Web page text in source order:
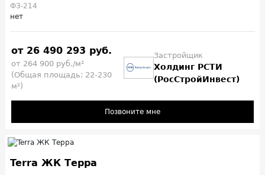
ФЗ-214
нет
от 26 490 293 руб.
от 264 900 руб./м²
(Общая площадь: 22-230
м²)
Застройщик
Холдинг РСТИ
(РосСтройИнвест)
Позвоните мне
Terra ЖК Терра